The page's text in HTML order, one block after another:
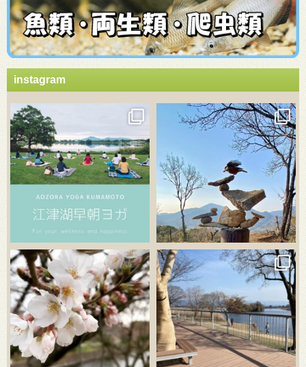
instagram
3月 20
3月 18
3月 18